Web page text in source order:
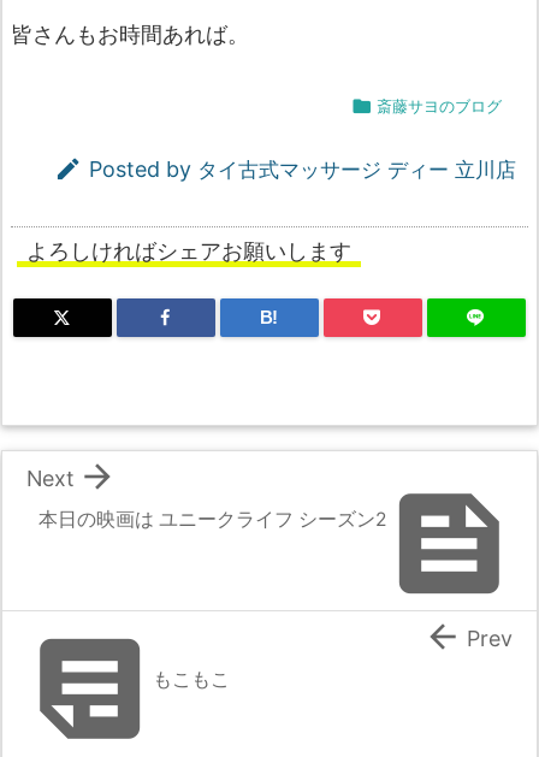
皆さんもお時間あれば。
 斎藤サヨのブログ
 Posted by タイ古式マッサージ ディー 立川店
よろしければシェアお願いします
B!

本日の映画は ユニークライフ シーズン2

Next
 もこもこ
 Prev